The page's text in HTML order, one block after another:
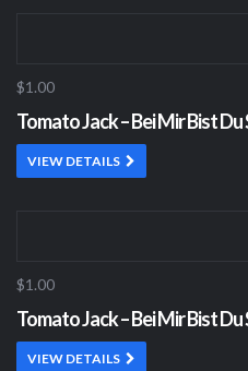
$1.00
Tomato Jack – Bei Mir Bist
VIEW DETAILS
$1.00
Tomato Jack – Bei Mir Bist
VIEW DETAILS